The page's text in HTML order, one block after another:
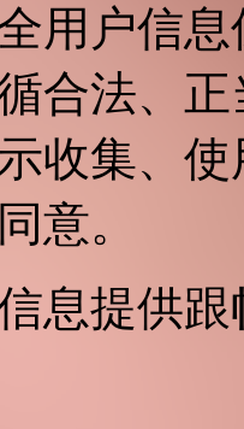
用户信
合法、
收集、
意。
息提供